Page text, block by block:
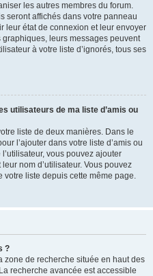
les autres membres du forum.
seront affichés dans votre panneau
leur état de connexion et leur envoyer
leurs messages peuvent
à votre liste d’ignorés, tous ses
utilisateurs de ma liste d’amis ou
liste de deux manières. Dans le
l’ajouter dans votre liste d’amis ou
vous pouvez ajouter
nom d’utilisateur. Vous pouvez
liste depuis cette même page.
?
zone de recherche située en haut des
recherche avancée est accessible